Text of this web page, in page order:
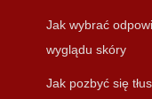
Jak wybrać
wyglądu skóry
Jak pozbyć się